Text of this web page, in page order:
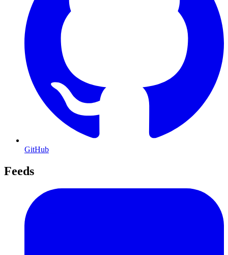
GitHub
Feeds